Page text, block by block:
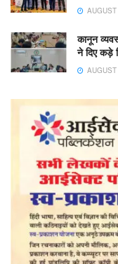
कानून
ने दिए कड़े